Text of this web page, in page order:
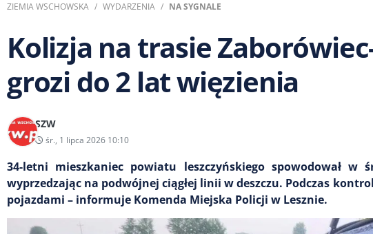
ZIEMIA WSCHOWSKA WYDARZENIA NA SYGNALE
Kolizja na trasie
grozi do 2 lat więzienia
SZW
śr., 1 lipca 2026 10:10
34-letni mieszkaniec powiatu leszczyńskiego spowodował
wyprzedzając na podwójnej ciągłej linii w deszczu. Podczas
pojazdami – informuje Komenda Miejska Policji w Lesznie.